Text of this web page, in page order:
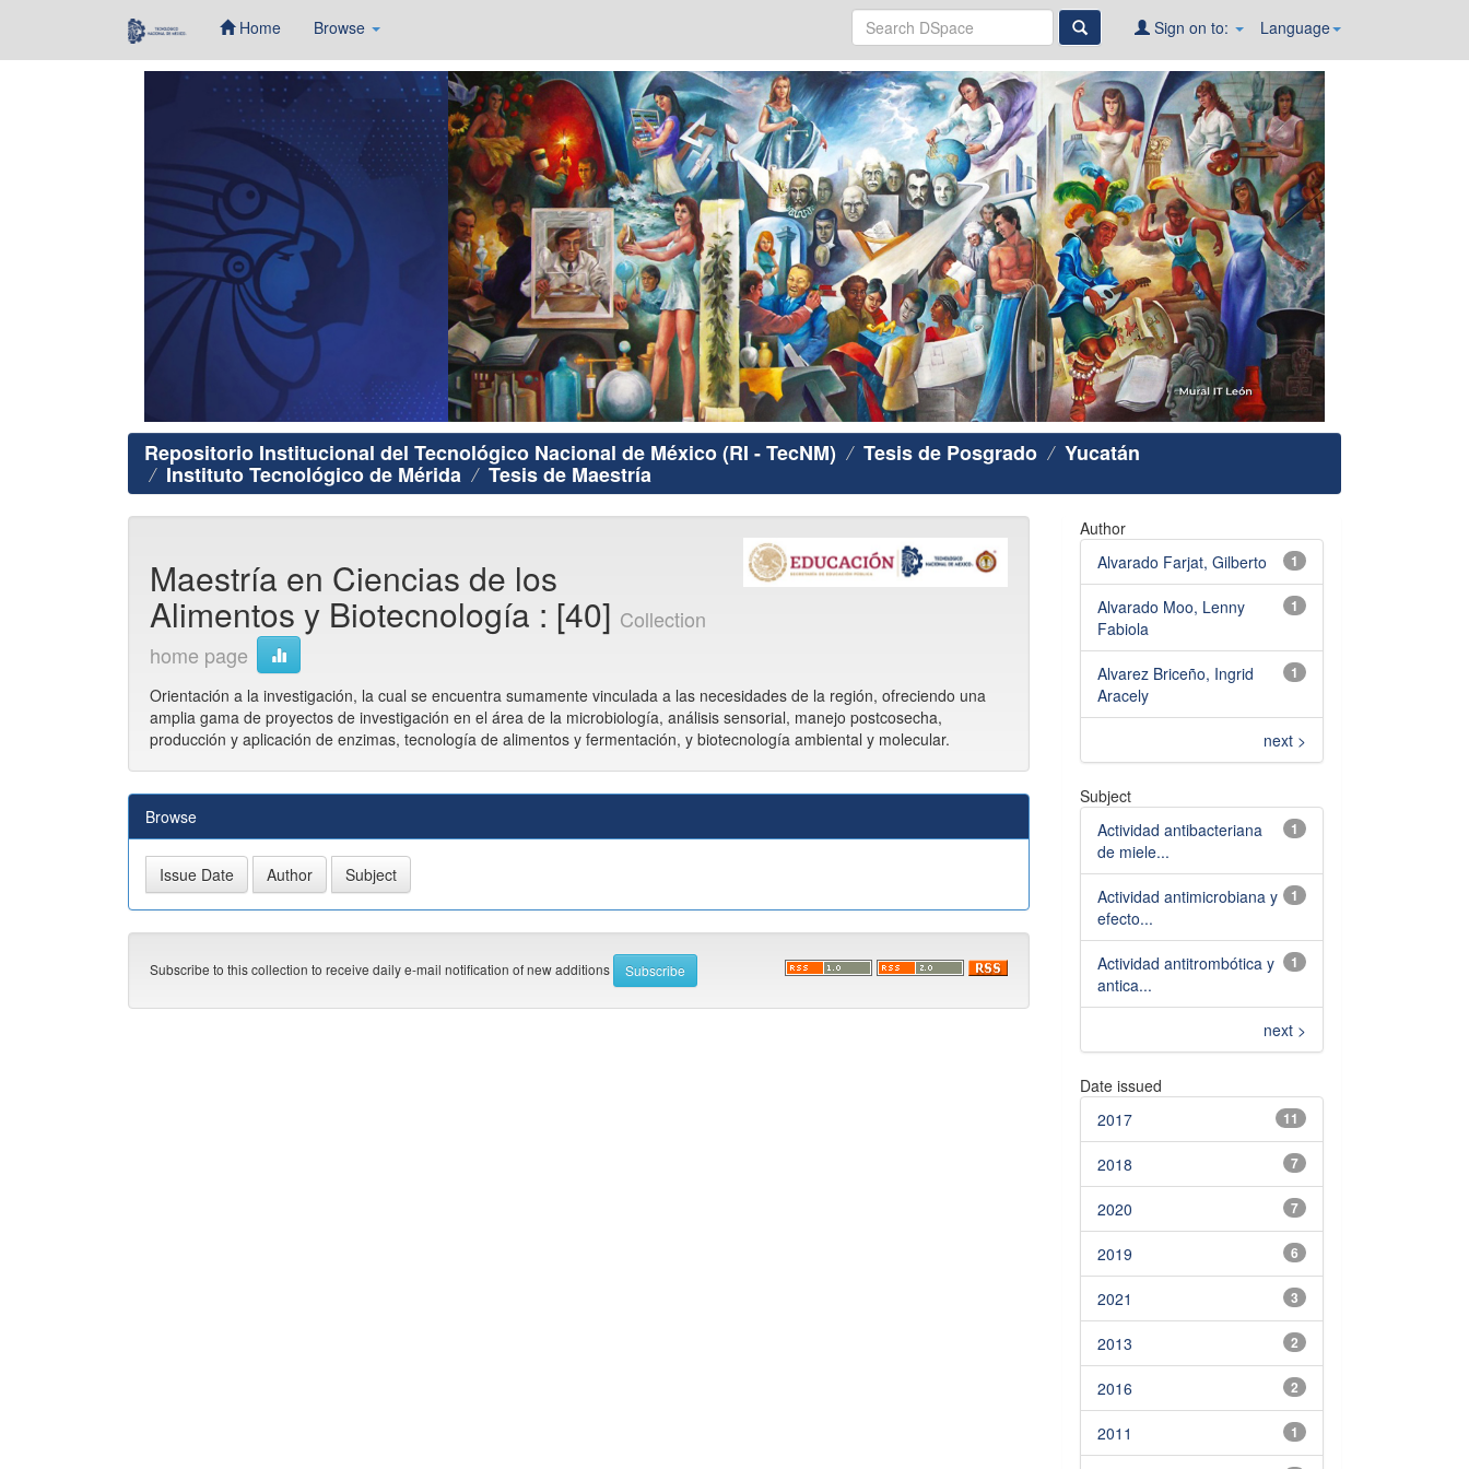
Home Browse Language
Sign on to:
Repositorio Institucional del Tecnológico Nacional de México (RI - TecNM) Tesis de Posgrado Yucatán
Instituto Tecnológico de Mérida Tesis de Maestría
Maestría en Ciencias de los
Alimentos y Biotecnología : [40] Collection
home page
Orientación a la investigación, la cual se encuentra sumamente vinculada a las necesidades de la región, ofreciendo una
amplia gama de proyectos de investigación en el área de la microbiología, análisis sensorial, manejo postcosecha,
producción y aplicación de enzimas, tecnología de alimentos y fermentación, y biotecnología ambiental y molecular.
Browse
Subscribe to this collection to receive daily e-mail notification of new additions
Author
1
Alvarado Farjat, Gilberto
1
Alvarado Moo, Lenny
Fabiola
1
Alvarez Briceño, Ingrid
Aracely
next >
Subject
1
Actividad antibacteriana
de miele...
1
Actividad antimicrobiana y
efecto...
1
Actividad antitrombótica y
antica...
next >
Date issued
11
2017
7
2018
7
2020
6
2019
3
2021
2
2013
2
2016
1
2011